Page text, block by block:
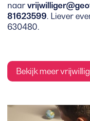
naar
81623599. Liever
630480.
Bekijk meer